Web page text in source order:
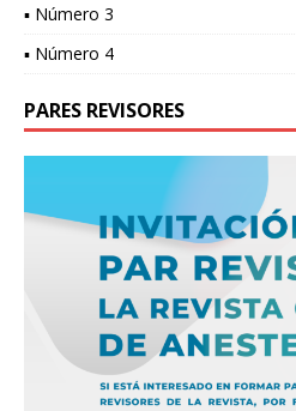
▪ Número 3
▪ Número 4
PARES REVISORES